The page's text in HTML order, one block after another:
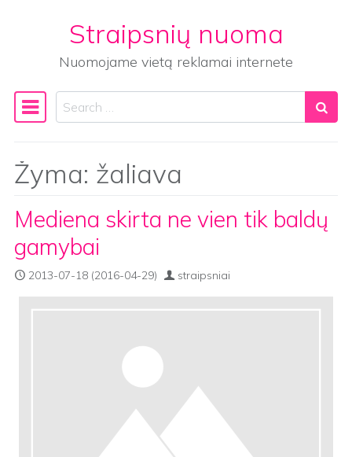
Straipsnių nuoma
Nuomojame vietą reklamai internete
Main Navigation
Search
Žyma: žaliava
Mediena skirta ne vien tik baldų
gamybai
2013-07-18 (2016-04-29) straipsniai